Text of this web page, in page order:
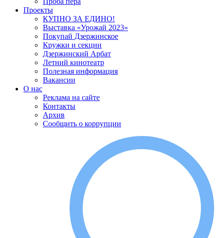
Проекты
КУПНО ЗА ЕДИНО!
Выставка «Урожай 2023»
Покупай Дзержинское
Кружки и секции
Дзержинский Арбат
Летний кинотеатр
Полезная информация
Вакансии
О нас
Реклама на сайте
Контакты
Архив
Сообщить о коррупции